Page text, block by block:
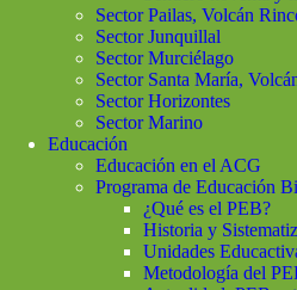
Sector Pailas, Volcán
Sector Junquillal
Sector Murciélago
Sector Santa María,
Sector Horizontes
Sector Marino
Educación
Educación en el ACG
Programa de Educación
¿Qué es el PEB?
Historia y
Unidades
Metodología del